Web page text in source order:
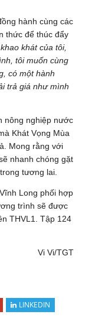
hành cùng các
thức để thúc đẩy
khát của tôi,
tôi muốn cùng
có một hành
trả giá như mình
nông nghiệp nước
Khát Vọng Mùa
Mong rằng với
nhanh chóng gặt
tương lai.
Long phối hợp
trình sẽ được
THVL1. Tập 124
Vi Vi/TGT
LINKEDIN